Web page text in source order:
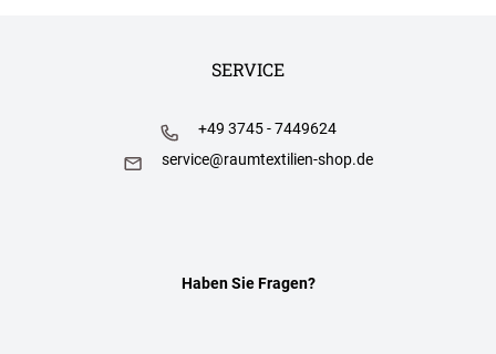
SERVICE
Haben Sie Fragen?
+49 3745 - 7449624
service@raumtextilien-shop.de